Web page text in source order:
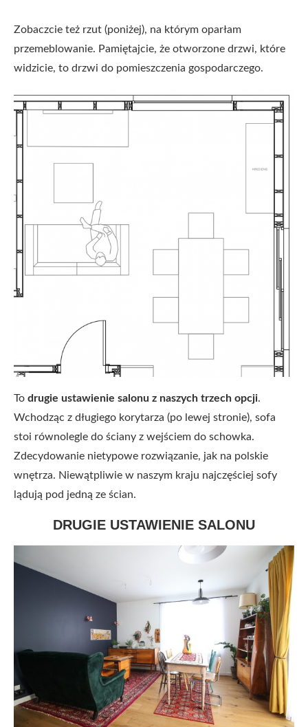
Zobaczcie też rzut (poniżej), na którym oparłam
przemeblowanie. Pamiętajcie, że otworzone drzwi, które
widzicie, to drzwi do pomieszczenia gospodarczego.
To drugie ustawienie salonu z naszych trzech opcji.
Wchodząc z długiego korytarza (po lewej stronie), sofa
stoi równolegle do ściany z wejściem do schowka.
Zdecydowanie nietypowe rozwiązanie, jak na polskie
wnętrza. Niewątpliwie w naszym kraju najczęściej sofy
lądują pod jedną ze ścian.
DRUGIE USTAWIENIE SALONU